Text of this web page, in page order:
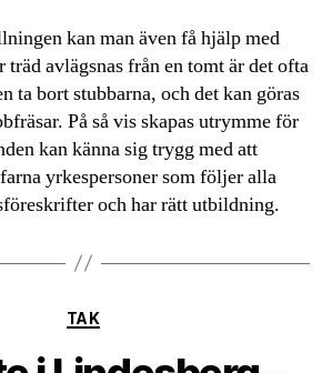
kan man även få hjälp med
avlägsnas från en tomt är det ofta
ta bort stubbarna, och det kan göras
På så vis skapas utrymme för
kan känna sig trygg med att
yrkespersoner som följer alla
och har rätt utbildning.
Kategorier
TAK